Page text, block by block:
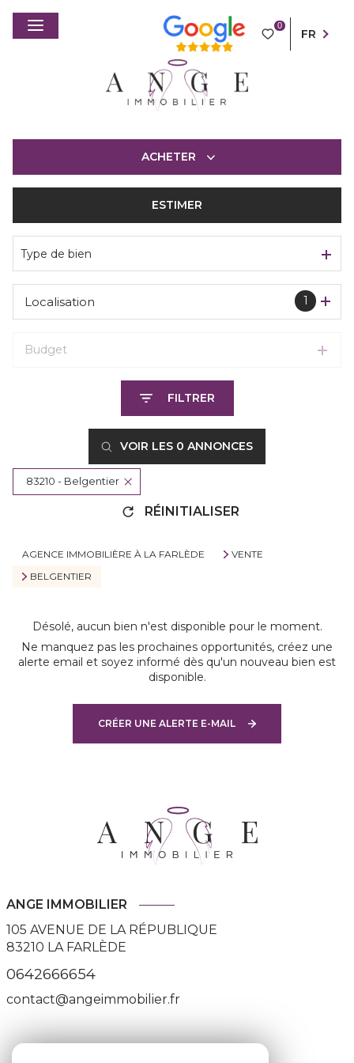
0
FR
ACHETER
ESTIMER
Type de bien
1
Localisation
Budget
FILTRER
VOIR LES 0 ANNONCES
83210 - Belgentier
RÉINITIALISER
AGENCE IMMOBILIÈRE À LA FARLÈDE
VENTE
BELGENTIER
Désolé, aucun bien n'est disponible pour le moment.
Ne manquez pas les prochaines opportunités, créez une
alerte email et soyez informé dès qu'un nouveau bien est
disponible.
CRÉER UNE ALERTE E-MAIL
ANGE IMMOBILIER
105 AVENUE DE LA RÉPUBLIQUE
83210 LA FARLÈDE
0642666654
contact@angeimmobilier.fr